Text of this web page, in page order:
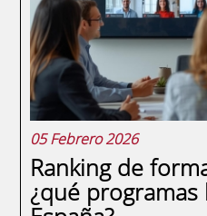
05 Febrero 2026
Ranking de
¿qué